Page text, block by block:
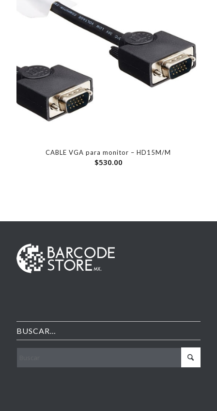
CABLE VGA para monitor – HD15M/M
$530.00
BUSCAR…